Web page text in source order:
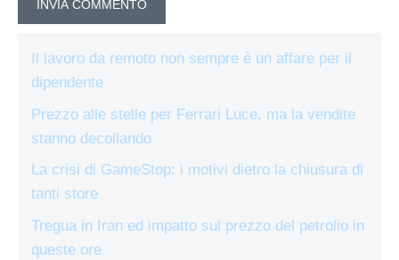
Il lavoro da remoto non sempre è un affare per il
dipendente
Prezzo alle stelle per Ferrari Luce, ma la vendite
stanno decollando
La crisi di GameStop: i motivi dietro la chiusura di
tanti store
Tregua in Iran ed impatto sul prezzo del petrolio in
queste ore